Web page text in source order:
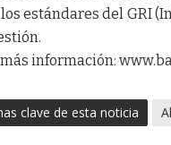
estándares del GRI
información:
clave de esta noticia